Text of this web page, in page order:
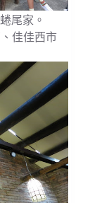
尾家。
佳佳西市